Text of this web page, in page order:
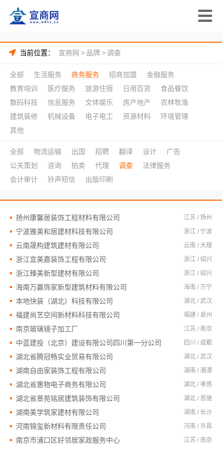
当前位置： 宣商网 > 品牌>调查
全部 生活服务 商务服务 招商加盟
金融服务
教育培训
医疗服务 旅游住宿 日用百货
食品餐饮
数码科技
信息服务 文体娱乐 房产地产
农林牧渔
建筑装修
机械设备 电子电工 资源材料
环境管理
其他
全部 物流运输 出国 招聘 翻译 设计
广告
公关策划
咨询 拍卖 代理 调查
法律服务
会计审计
铃声短信 出版印刷
扬州康馨居装饰工程材料有限公司 江苏 / 扬州
宁波雅美和居建材科技有限公司 浙江 / 宁波
云南晟构建筑建材有限公司 云南 / 大理
浙江宜美嘉装饰工程有限公司 浙江 / 绍兴
浙江臻美新型建材有限公司 浙江 / 绍兴
海南万赢饰家新型建筑材料有限公司 海南 / 万宁
本地快装（湖北）科技有限公司 湖北 / 武汉
福建尚艺空间新材料科技有限公司 福建 / 泉州
南京玻璃镜子加工厂 江苏 / 南京
中蓝建投（北京）建设有限公司四川第一分公司 四川 / 成都
湖北省腾冠畅实业贸易有限公司 湖北 / 武汉
湖南自由家装饰工程有限公司 湖南 / 湘潭
湖北省惠物电子商务有限公司 湖北 / 孝感
湖北省景苑铭居建筑装饰有限公司 湖北 / 恩施
湖南美学筑家建材有限公司 湖南 / 长沙
河南锦玺新材料有限责任公司 河南 / 许昌
南京市浦口区好邻居家政服务中心 江苏 / 南京